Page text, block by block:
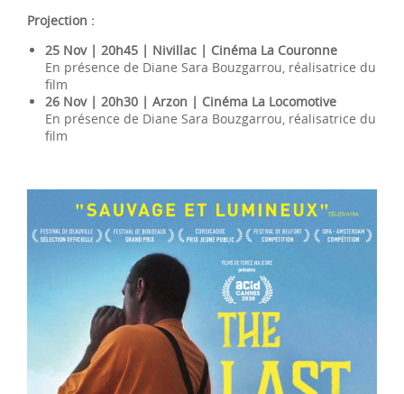
Projection :
25 Nov | 20h45 | Nivillac | Cinéma La Couronne
En présence de Diane Sara Bouzgarrou, réalisatrice du
film
26 Nov | 20h30 | Arzon | Cinéma La Locomotive
En présence de Diane Sara Bouzgarrou, réalisatrice du
film